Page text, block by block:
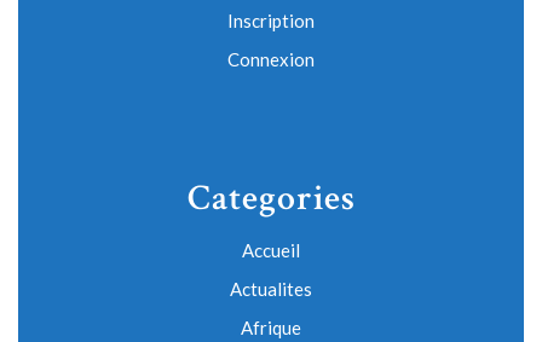
Inscription
Connexion
Categories
Accueil
Actualites
Afrique